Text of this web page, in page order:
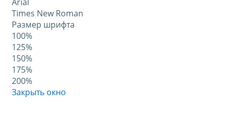
Times New Roman
Размер шрифта
100%
125%
150%
175%
200%
Закрыть окно